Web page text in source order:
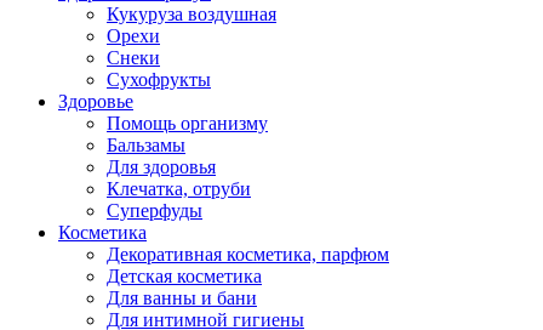
Кукуруза воздушная
Орехи
Снеки
Сухофрукты
Здоровье
Помощь организму
Бальзамы
Для здоровья
Клечатка, отруби
Суперфуды
Косметика
Декоративная косметика, парфюм
Детская косметика
Для ванны и бани
Для интимной гигиены